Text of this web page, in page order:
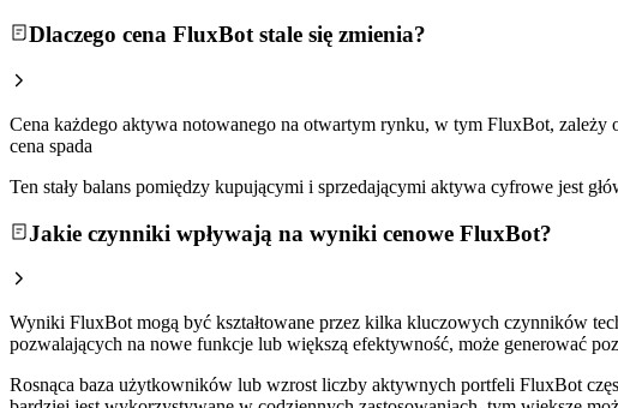
Dlaczego cena FluxBot stale się zmienia?
Cena każdego aktywa notowanego na otwartym rynku, w tym FluxBot,
cena spada
Ten stały balans pomiędzy kupującymi i sprzedającymi aktywa cyfrowe jest
Jakie czynniki wpływają na wyniki cenowe FluxBot?
Wyniki FluxBot mogą być kształtowane przez kilka kluczowych czynników
pozwalających na nowe funkcje lub większą efektywność, może generować
Rosnąca baza użytkowników lub wzrost liczby aktywnych portfeli FluxBot